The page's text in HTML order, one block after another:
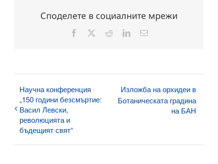
Споделете в социалните мрежи
Facebook RedditLinkedInЕлектронна
Научна конференция
„150 години безсмъртие:
Васил Левски,
революцията и
бъдещият свят“
Изложба на орхидеи в
Ботаническата градина
на БАН